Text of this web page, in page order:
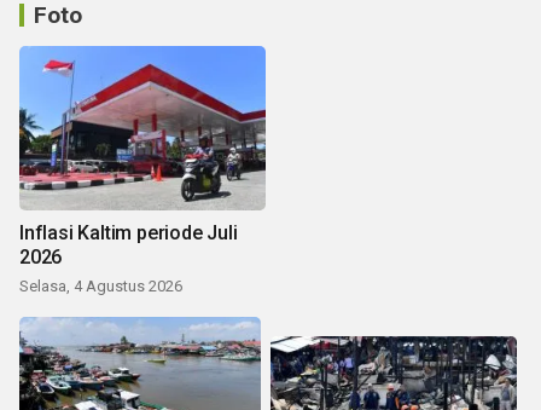
Foto
Inflasi Kaltim periode Juli
2026
Selasa, 4 Agustus 2026